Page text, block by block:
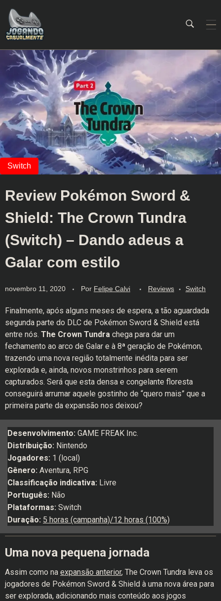
Jogando Casualmente
Review Pokémon Sword &
Shield: The Crown Tundra
(Switch) – Dando adeus a
Galar com estilo
novembro 11, 2020 Por Felipe Calvi Reviews Switch
Finalmente, após alguns meses de espera, a tão aguardada
segunda parte do DLC de Pokémon Sword & Shield está
entre nós. The Crown Tundra chega para dar um
fechamento ao arco de Galar e à 8ª geração de Pokémon,
trazendo uma nova região totalmente inédita para ser
explorada e, ainda, novos monstrinhos para serem
capturados. Será que esta densa e congelante floresta
conseguirá arrumar aquele gostinho de “quero mais” que a
primeira parte da expansão nos deixou?
Desenvolvimento: GAME FREAK Inc.
Distribuição: Nintendo
Jogadores: 1 (local)
Gênero: Aventura, RPG
Classificação indicativa: Livre
Português: Não
Plataformas: Switch
Duração: 5 horas (campanha)/12 horas (100%)
Uma nova pequena jornada
Assim como na expansão anterior, The Crown Tundra leva os
jogadores de Pokémon Sword & Shield à uma nova área para
ser explorada, adicionando mais conteúdo aos jogos